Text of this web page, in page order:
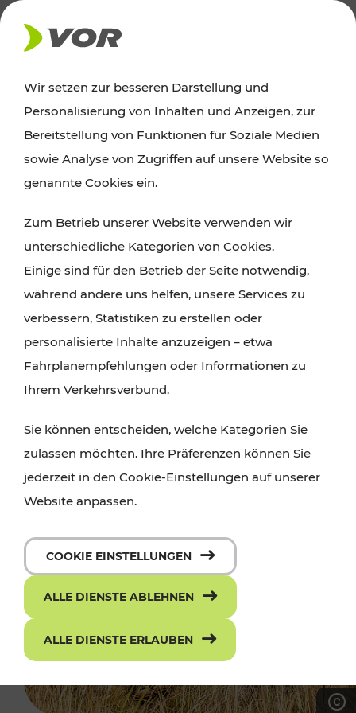
AKTUELLES
Ausflugstipps
Wien, Niederösterreich und das Burgenland
Wanderungen, Kultur und Gastronomie,
Radtouren oder purer Naturgenuss – viele
Attraktionen sind mit den Ticket- und Fahrplan-
Angeboten des VOR gut und schnell erreichbar.
Wir setzen zur besseren Darstellung und
Personalisierung von Inhalten und Anzeigen, zur
Bereitstellung von Funktionen für Soziale Medien
sowie Analyse von Zugriffen auf unsere Website so
genannte Cookies ein.
Zum Betrieb unserer Website verwenden wir
unterschiedliche Kategorien von Cookies.
Einige sind für den Betrieb der Seite notwendig,
während andere uns helfen, unsere Services zu
verbessern, Statistiken zu erstellen oder
personalisierte Inhalte anzuzeigen – etwa
Fahrplanempfehlungen oder Informationen zu
Ihrem Verkehrsverbund.
Sie können entscheiden, welche Kategorien Sie
zulassen möchten. Ihre Präferenzen können Sie
jederzeit in den Cookie-Einstellungen auf unserer
Website anpassen.
COOKIE EINSTELLUNGEN
ALLE DIENSTE ABLEHNEN
ALLE DIENSTE ERLAUBEN